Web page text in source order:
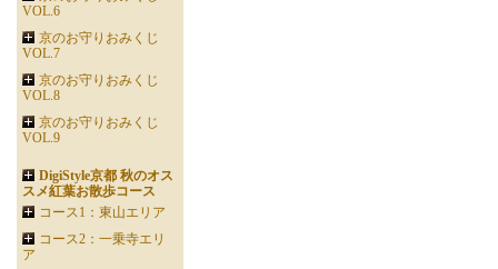
VOL.6
京のお守りおみくじ
VOL.7
京のお守りおみくじ
VOL.8
京のお守りおみくじ
VOL.9
DigiStyle京都 秋のオス
スメ紅葉お散歩コース
コース1：東山エリア
コース2：一乗寺エリ
ア